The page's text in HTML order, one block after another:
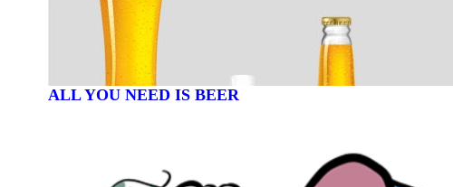
ALL YOU NEED IS BEER